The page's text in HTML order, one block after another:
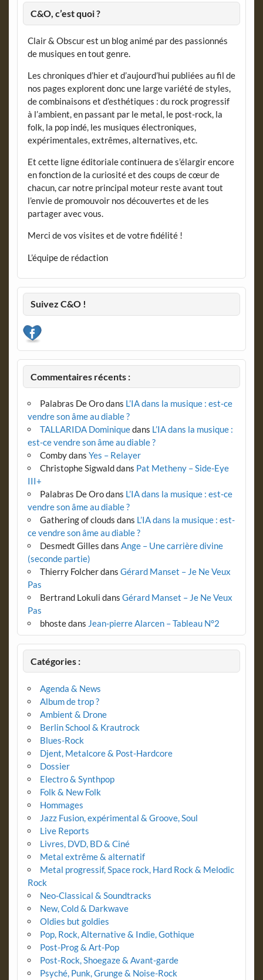
C&O, c’est quoi ?
Clair & Obscur est un blog animé par des passionnés
de musiques en tout genre.
Les chroniques d’hier et d’aujourd’hui publiées au fil de
nos pages explorent donc une large variété de styles,
de combinaisons et d’esthétiques : du rock progressif
à l’ambient, en passant par le metal, le post-rock, la
folk, la pop indé, les musiques électroniques,
expérimentales, extrêmes, alternatives, etc.
Et cette ligne éditoriale continuera de s’élargir encore
en fonction de la curiosité et des coups de cœur de
chacun, car notre principal moteur reste avant tout
l’envie de promouvoir nos découvertes et de les
partager avec vous.
Merci de vos visites et de votre fidélité !
L’équipe de rédaction
Suivez C&O !
Commentaires récents :
Palabras De Orodans L’IA dans la musique : est-ce
vendre son âme au diable ?
TALLARIDA Dominiquedans L’IA dans la musique :
est-ce vendre son âme au diable ?
Combydans Yes – Relayer
Christophe Sigwalddans Pat Metheny – Side-Eye
III+
Palabras De Orodans L’IA dans la musique : est-ce
vendre son âme au diable ?
Gathering of clouds dans L’IA dans la musique : est-
ce vendre son âme au diable ?
Desmedt Gilles dans Ange – Une carrière divine
(seconde partie)
Thierry Folcherdans Gérard Manset – Je Ne Veux
Pas
Bertrand Lokuli dans Gérard Manset – Je Ne Veux
Pas
bhostedans Jean-pierre Alarcen – Tableau N°2
Catégories :
Agenda & News
Album de trop ?
Ambient & Drone
Berlin School & Krautrock
Blues-Rock
Djent, Metalcore & Post-Hardcore
Dossier
Electro & Synthpop
Folk & New Folk
Hommages
Jazz Fusion, expérimental & Groove, Soul
Live Reports
Livres, DVD, BD & Ciné
Metal extrême & alternatif
Metal progressif, Space rock, Hard Rock & Melodic
Rock
Neo-Classical & Soundtracks
New, Cold & Darkwave
Oldies but goldies
Pop, Rock, Alternative & Indie, Gothique
Post-Prog & Art-Pop
Post-Rock, Shoegaze & Avant-garde
Psyché, Punk, Grunge & Noise-Rock